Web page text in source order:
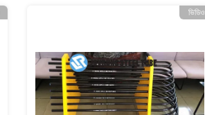
ভিডিও